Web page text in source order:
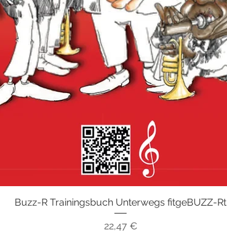
Schnellansicht
Buzz-R Trainingsbuch Unterwegs fitgeBUZZ-Rt
Preis
22,47 €